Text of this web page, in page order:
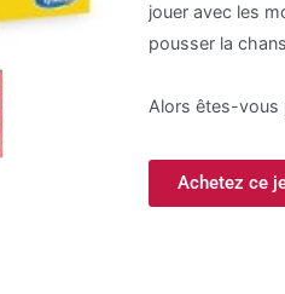
jouer avec les
pousser la
Alors êtes-vous
Achetez ce